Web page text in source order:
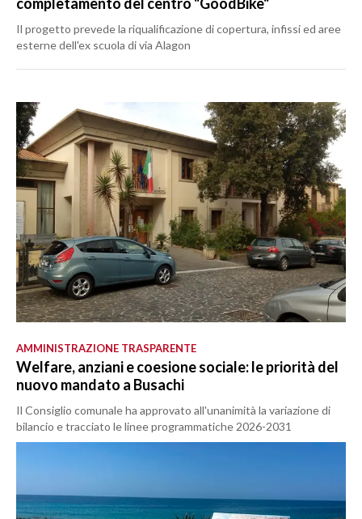
completamento del centro "GoodBike"
Il progetto prevede la riqualificazione di copertura, infissi ed aree
esterne dell'ex scuola di via Alagon
AMMINISTRAZIONE TRASPARENTE
Welfare, anziani e coesione sociale: le priorità del
nuovo mandato a Busachi
Il Consiglio comunale ha approvato all'unanimità la variazione di
bilancio e tracciato le linee programmatiche 2026-2031